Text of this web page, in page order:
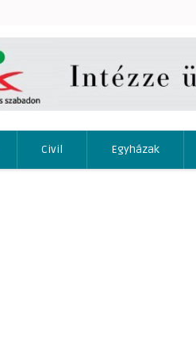
Civil Egyházak